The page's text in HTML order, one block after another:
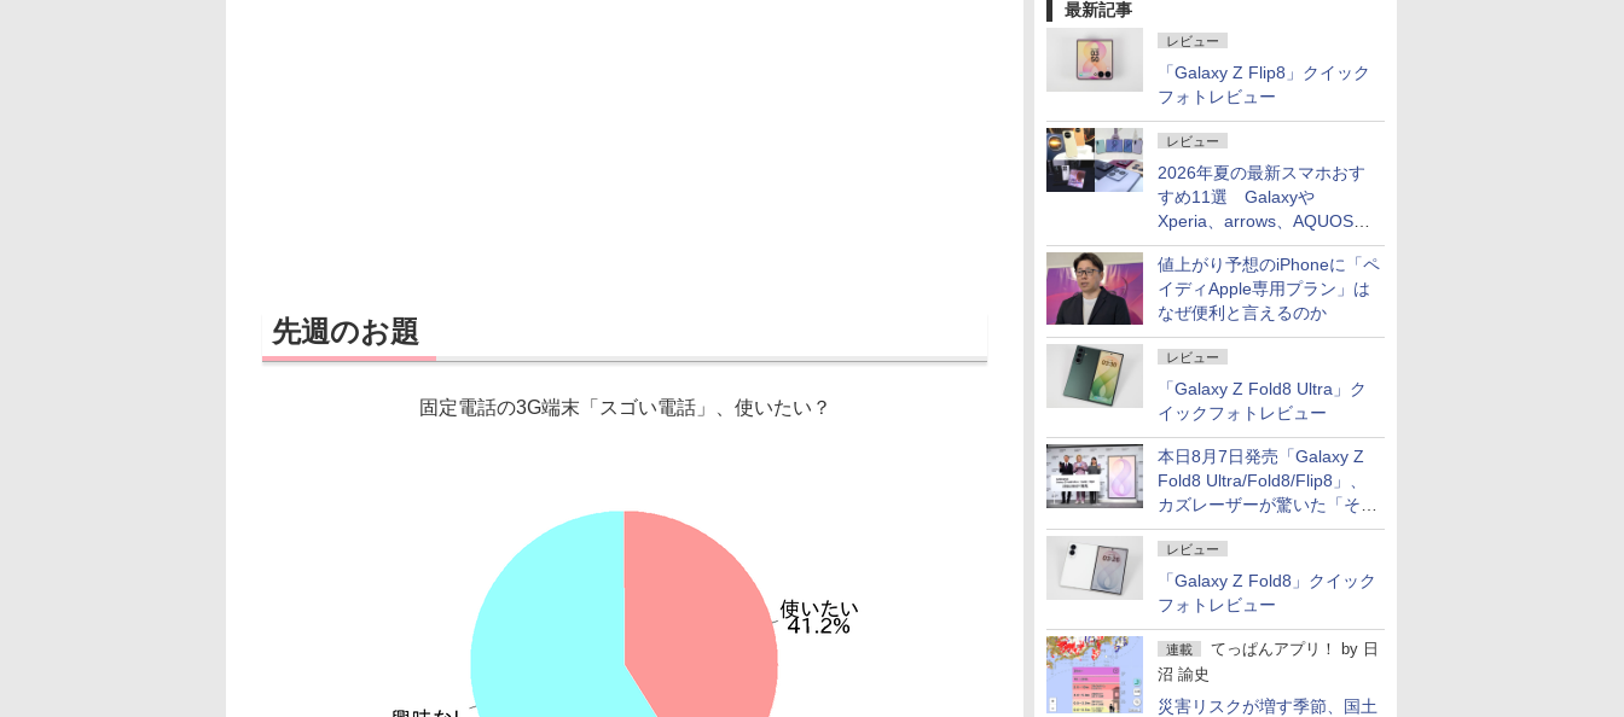
最新記事
レビュー
「Galaxy Z Flip8」クイック
フォトレビュー
レビュー
2026年夏の最新スマホおす
すめ11選 Galaxyや
Xperia、arrows、AQUOSな
ど注目機種の特徴は
値上がり予想のiPhoneに「ペ
イディApple専用プラン」は
なぜ便利と言えるのか
レビュー
「Galaxy Z Fold8 Ultra」ク
イックフォトレビュー
本日8月7日発売「Galaxy Z
Fold8 Ultra/Fold8/Flip8」、
カズレーザーが驚いた「そば
屋のメニュー並みの薄さ」
レビュー
「Galaxy Z Fold8」クイック
フォトレビュー
連載 てっぱんアプリ！ by 日
沼 諭史
災害リスクが増す季節、国土
先週のお題
固定電話の3G端末「スゴい電話」、使いたい？